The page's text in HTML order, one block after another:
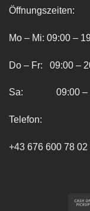
Öffnungszeiten:
Mo – Mi: 09:00 –
Do – Fr: 09:00 –
Sa: 09:00 –
Telefon:
+43 676 600 78 02